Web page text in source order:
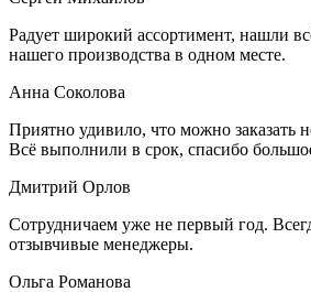
Радует широкий ассортимент, нашли
нашего производства в одном месте.
Анна Соколова
Приятно удивило, что можно заказать
Всё выполнили в срок, спасибо
Дмитрий Орлов
Сотрудничаем уже не первый год.
отзывчивые менеджеры.
Ольга Романова